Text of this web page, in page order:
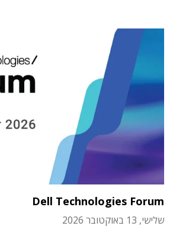
Dell Technologies Forum
שלישי, 13 באוקטובר 2026